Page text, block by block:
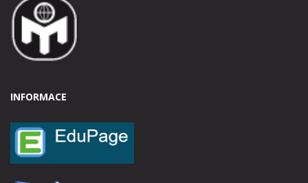
INFORMACE